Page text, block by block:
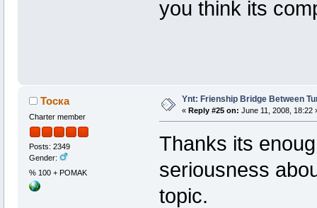
you think its
Тоска
Charter member
Posts: 2349
Gender:
% 100 + POMAK
Ynt: Frienship Bridge Between
« Reply #25 on: June 11, 2008, 18:22
Thanks its
seriousness
topic.